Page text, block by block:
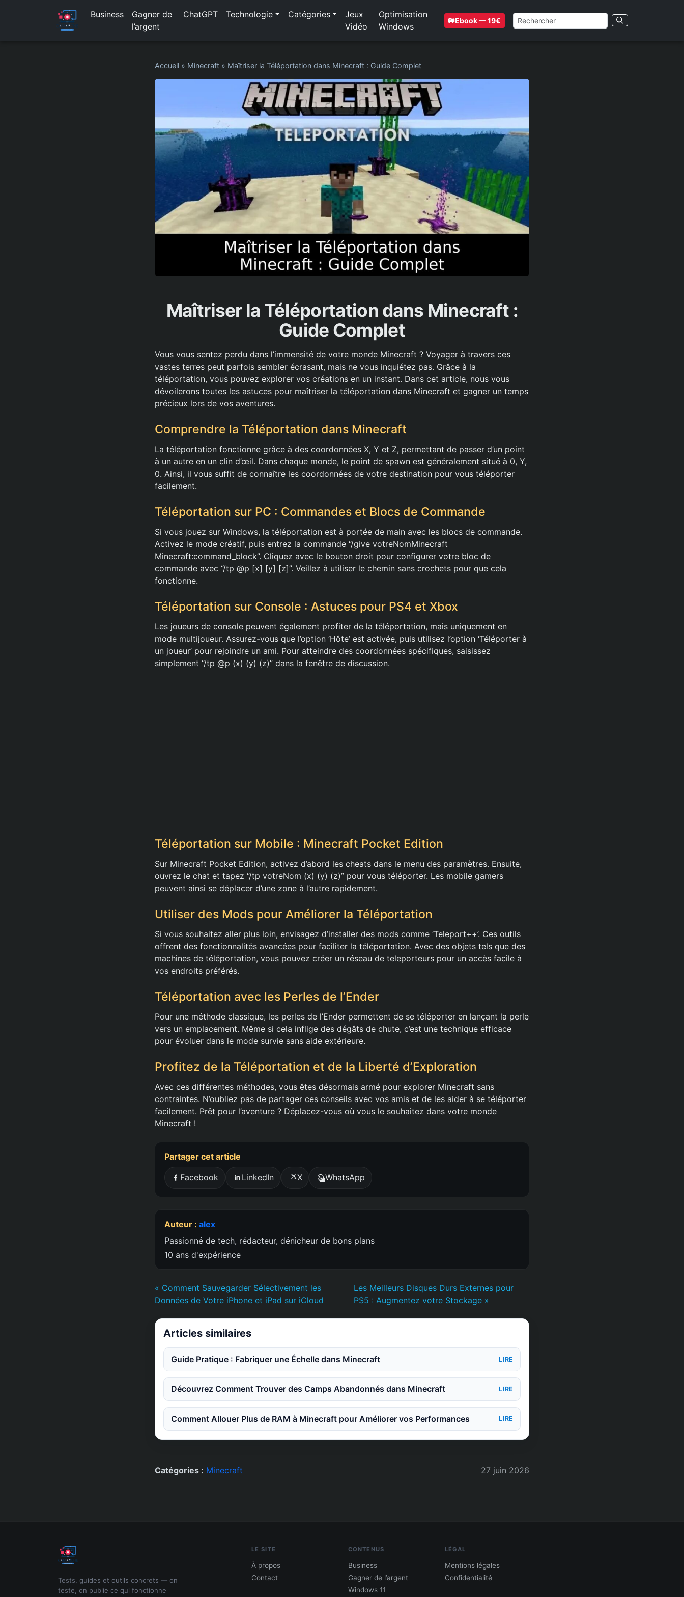
Business
Gagner de
l’argent
ChatGPT Technologie Catégories
Jeux
Vidéo
Optimisation
Windows
Ebook — 19€
Accueil » Minecraft » Maîtriser la Téléportation dans Minecraft : Guide Complet
Maîtriser la Téléportation dans Minecraft :
Guide Complet
Vous vous sentez perdu dans l’immensité de votre monde Minecraft ? Voyager à travers ces
vastes terres peut parfois sembler écrasant, mais ne vous inquiétez pas. Grâce à la
téléportation, vous pouvez explorer vos créations en un instant. Dans cet article, nous vous
dévoilerons toutes les astuces pour maîtriser la téléportation dans Minecraft et gagner un temps
précieux lors de vos aventures.
Comprendre la Téléportation dans Minecraft
La téléportation fonctionne grâce à des coordonnées X, Y et Z, permettant de passer d’un point
à un autre en un clin d’œil. Dans chaque monde, le point de spawn est généralement situé à 0, Y,
0. Ainsi, il vous suffit de connaître les coordonnées de votre destination pour vous téléporter
facilement.
Téléportation sur PC : Commandes et Blocs de Commande
Si vous jouez sur Windows, la téléportation est à portée de main avec les blocs de commande.
Activez le mode créatif, puis entrez la commande “/give votreNomMinecraft
Minecraft:command_block”. Cliquez avec le bouton droit pour configurer votre bloc de
commande avec “/tp @p [x] [y] [z]”. Veillez à utiliser le chemin sans crochets pour que cela
fonctionne.
Téléportation sur Console : Astuces pour PS4 et Xbox
Les joueurs de console peuvent également profiter de la téléportation, mais uniquement en
mode multijoueur. Assurez-vous que l’option ‘Hôte’ est activée, puis utilisez l’option ‘Téléporter à
un joueur’ pour rejoindre un ami. Pour atteindre des coordonnées spécifiques, saisissez
simplement “/tp @p (x) (y) (z)” dans la fenêtre de discussion.
Téléportation sur Mobile : Minecraft Pocket Edition
Sur Minecraft Pocket Edition, activez d’abord les cheats dans le menu des paramètres. Ensuite,
ouvrez le chat et tapez “/tp votreNom (x) (y) (z)” pour vous téléporter. Les mobile gamers
peuvent ainsi se déplacer d’une zone à l’autre rapidement.
Utiliser des Mods pour Améliorer la Téléportation
Si vous souhaitez aller plus loin, envisagez d’installer des mods comme ‘Teleport++’. Ces outils
offrent des fonctionnalités avancées pour faciliter la téléportation. Avec des objets tels que des
machines de téléportation, vous pouvez créer un réseau de teleporteurs pour un accès facile à
vos endroits préférés.
Téléportation avec les Perles de l’Ender
Pour une méthode classique, les perles de l’Ender permettent de se téléporter en lançant la perle
vers un emplacement. Même si cela inflige des dégâts de chute, c’est une technique efficace
pour évoluer dans le mode survie sans aide extérieure.
Profitez de la Téléportation et de la Liberté d’Exploration
Avec ces différentes méthodes, vous êtes désormais armé pour explorer Minecraft sans
contraintes. N’oubliez pas de partager ces conseils avec vos amis et de les aider à se téléporter
facilement. Prêt pour l’aventure ? Déplacez-vous où vous le souhaitez dans votre monde
Minecraft !
Partager cet article
Facebook LinkedIn X WhatsApp
Auteur : alex
Passionné de tech, rédacteur, dénicheur de bons plans
10 ans d'expérience
« Comment Sauvegarder Sélectivement les
Données de Votre iPhone et iPad sur iCloud
Les Meilleurs Disques Durs Externes pour
PS5 : Augmentez votre Stockage »
Articles similaires
Guide Pratique : Fabriquer une Échelle dans Minecraft LIRE
Découvrez Comment Trouver des Camps Abandonnés dans Minecraft LIRE
Comment Allouer Plus de RAM à Minecraft pour Améliorer vos Performances LIRE
Catégories : Minecraft 27 juin 2026
Tests, guides et outils concrets — on
teste, on publie ce qui fonctionne
LE SITE
À propos
Contact
CONTENUS
Business
Gagner de l’argent
Windows 11
LÉGAL
Mentions légales
Confidentialité